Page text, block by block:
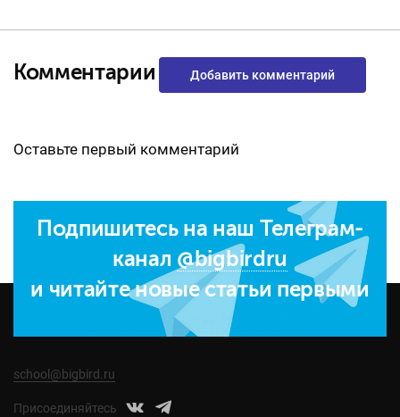
Комментарии Добавить комментарий
Оставьте первый комментарий
Подпишитесь на наш Телеграм-
канал @bigbirdru
и читайте новые статьи первыми
school@bigbird.ru
Присоединяйтесь